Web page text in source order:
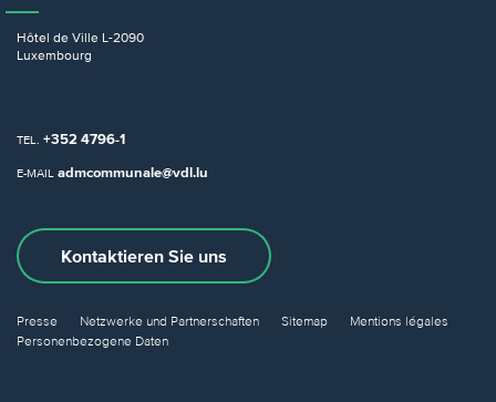
Hôtel de Ville L-2090
Luxembourg
TEL. +352 4796-1
E-MAIL admcommunale@vdl.lu
Kontaktieren Sie uns
Presse Netzwerke und Partnerschaften Sitemap
Mentions légales
Personenbezogene Daten